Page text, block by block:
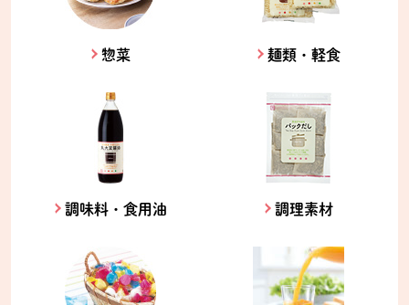
惣菜 麺類・軽食
調味料・食用油 調理素材